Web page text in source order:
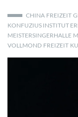
CHINA FREIZEIT
KONFUZIUS INSTITUT
MEISTERSINGERHALLE
VOLLMOND FREIZEIT